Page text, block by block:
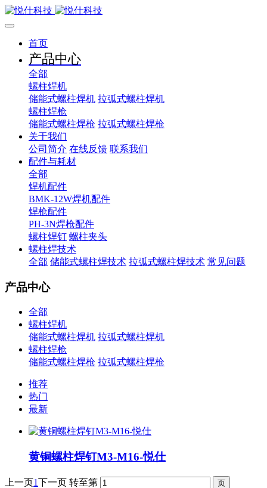
首页
产品中心
全部
螺柱焊机
储能式螺柱焊机 拉弧式螺柱焊机
螺柱焊枪
储能式螺柱焊枪 拉弧式螺柱焊枪
关于我们
公司简介 在线反馈 联系我们
配件与耗材
全部
焊机配件
BMK-12W焊机配件
焊枪配件
PH-3N焊枪配件
螺柱焊钉 螺柱夹头
螺柱焊技术
全部 储能式螺柱焊技术 拉弧式螺柱焊技术 常见问题
产品中心
全部
螺柱焊机
储能式螺柱焊机 拉弧式螺柱焊机
螺柱焊枪
储能式螺柱焊枪 拉弧式螺柱焊枪
推荐
热门
最新
黄铜螺柱焊钉M3-M16-悦仕
上一页1下一页 转至第